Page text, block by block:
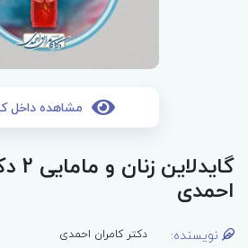
مشاهده داخل
احمدی
نویسنده: دکتر کامران احمدی